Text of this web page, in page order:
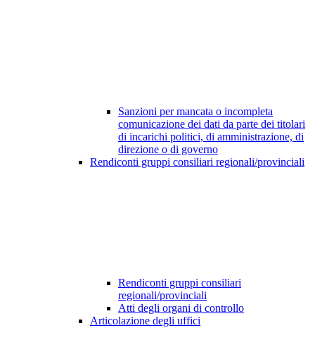
Sanzioni per mancata o incompleta
comunicazione dei dati da parte dei titolari
di incarichi politici, di amministrazione, di
direzione o di governo
Rendiconti gruppi consiliari regionali/provinciali
Rendiconti gruppi consiliari
regionali/provinciali
Atti degli organi di controllo
Articolazione degli uffici